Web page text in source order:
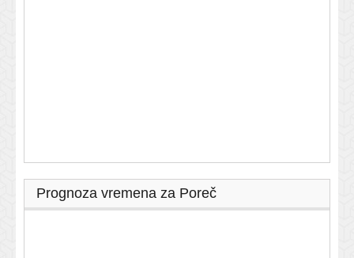
Prognoza vremena za Poreč